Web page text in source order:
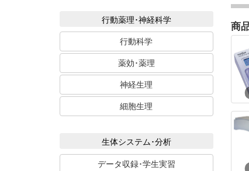
行動薬理･神経科学
行動科学
薬効･薬理
神経生理
細胞生理
生体システム･分析
データ収録･学生実習
商